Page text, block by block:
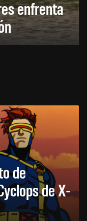
enfrenta
de
de X-